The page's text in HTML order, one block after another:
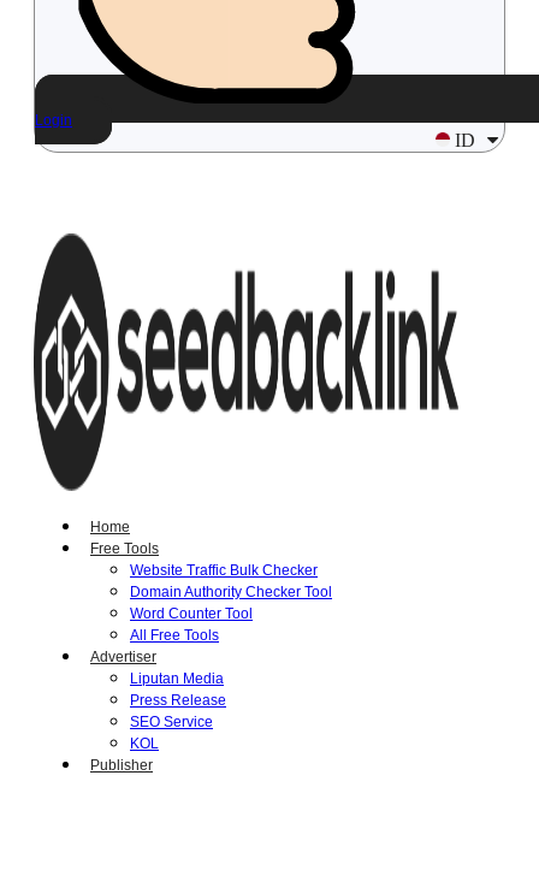
Login
ID
Home
Free Tools
Website Traffic Bulk Checker
Domain Authority Checker Tool
Word Counter Tool
All Free Tools
Advertiser
Liputan Media
Press Release
SEO Service
KOL
Publisher